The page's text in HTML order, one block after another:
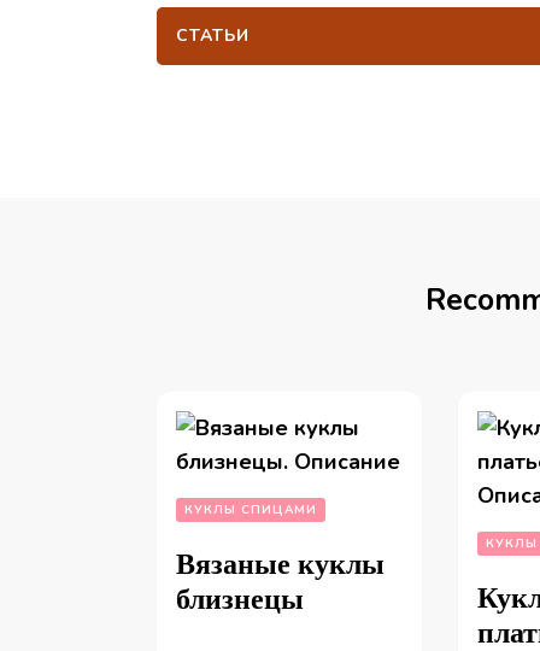
СТАТЬИ
КУКЛЫ СПИЦАМИ
Вязаные куклы
близнецы